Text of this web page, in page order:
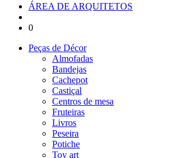
ÁREA DE ARQUITETOS
0
Peças de Décor
Almofadas
Bandejas
Cachepot
Castiçal
Centros de mesa
Fruteiras
Livros
Peseira
Potiche
Toy art